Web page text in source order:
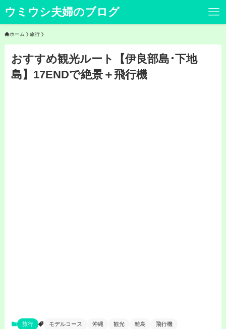
ウミウシ夫婦のブログ
ホーム 旅行
おすすめ観光ルート【伊良部島･下地
島】17ENDで絶景＋飛行機
旅行 モデルコース 沖縄 観光 離島 飛行機